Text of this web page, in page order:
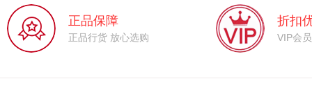
正品保障
正品行货 放心选购
折扣
VIP会